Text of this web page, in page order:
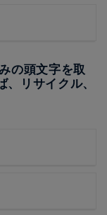
の頭文字を取
リサイクル、